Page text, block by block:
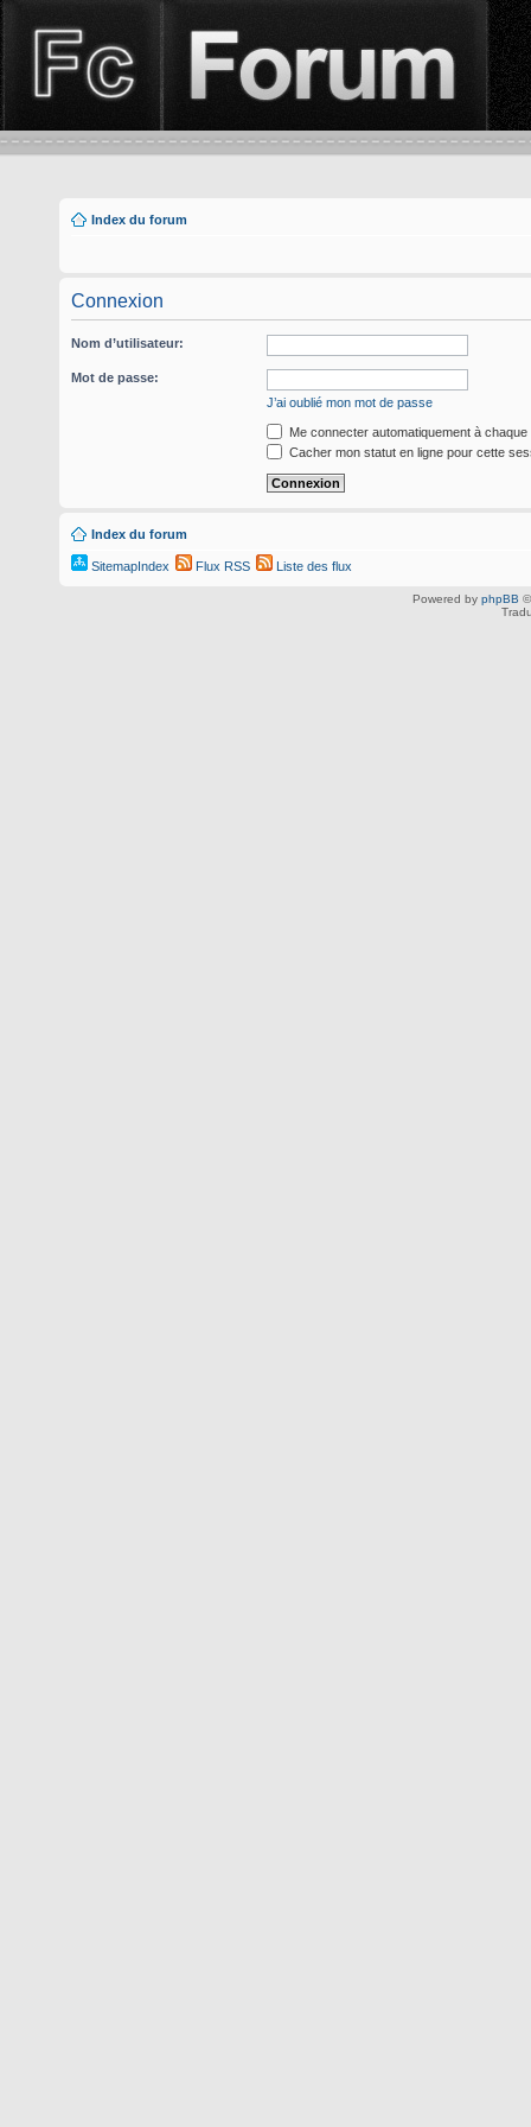
Index du forum
Connexion
Nom d’utilisateur:
Mot de passe:
J’ai oublié mon mot de passe
Me connecter automatiquement à chaque
Cacher mon statut en ligne pour cette
Index du forum
SitemapIndex Flux RSS Liste des flux
Powered by phpBB